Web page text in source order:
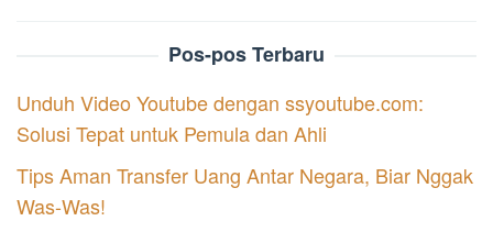
Pos-pos Terbaru
Unduh Video Youtube dengan ssyoutube.com:
Solusi Tepat untuk Pemula dan Ahli
Tips Aman Transfer Uang Antar Negara, Biar Nggak
Was-Was!